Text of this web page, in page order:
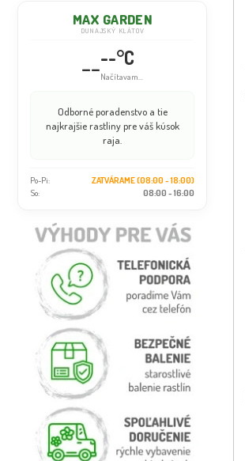
MAX GARDEN
DUNAJSKÝ KLÁTOV
----°C
Načítavam...
Odborné poradenstvo a tie
najkrajšie rastliny pre váš kúsok
raja.
Po-Pi:
ZATVÁRAME (08:00 - 18:00)
So:
08:00 - 16:00